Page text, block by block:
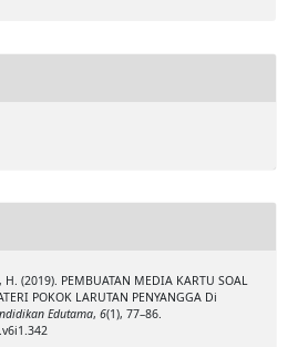
(2019). PEMBUATAN MEDIA KARTU SOAL
POKOK LARUTAN PENYANGGA Di
Edutama, 6(1), 77–86.